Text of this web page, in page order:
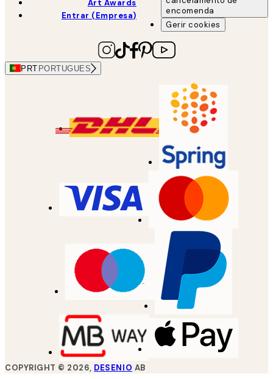
Art Awards
Entrar (Empresa)
encomenda
Gerir cookies
PRT PORTUGUES
COPYRIGHT © 2026, DESENIO AB